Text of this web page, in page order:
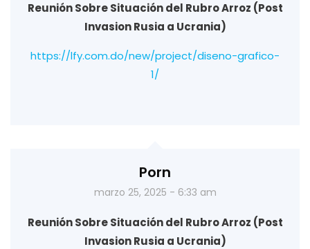
Reunión Sobre Situación del Rubro Arroz (Post
Invasion Rusia a Ucrania)
https://lfy.com.do/new/project/diseno-grafico-
1/
Porn
marzo 25, 2025 - 6:33 am
Reunión Sobre Situación del Rubro Arroz (Post
Invasion Rusia a Ucrania)